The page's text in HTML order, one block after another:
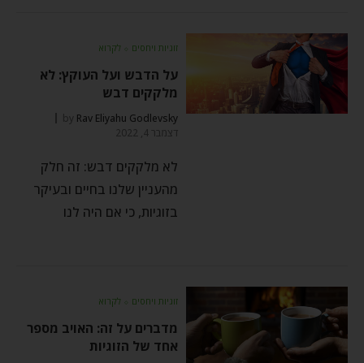
זוגיות ויחסים ⬦ לקרוא
על הדבש ועל העוקץ: לא
מלקקים דבש
by Rav Eliyahu Godlevsky
דצמבר 4, 2022
לא מלקקים דבש: זה חלק
מהעניין שלנו בחיים ובעיקר
בזוגיות, כי אם היה לנו
זוגיות ויחסים ⬦ לקרוא
מדברים על זה: האויב מספר
אחד של הזוגיות